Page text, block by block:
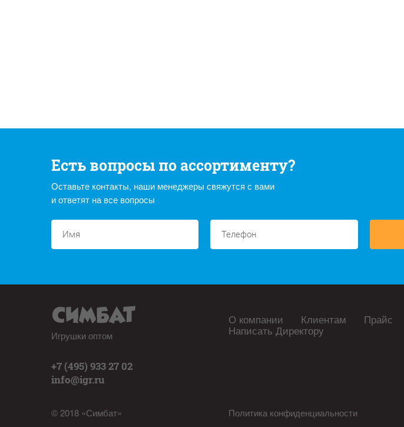
Есть вопросы по ассортименту?
Оставьте контакты, наши менеджеры свяжутся с вами
и ответят на все вопросы
Игрушки оптом
+7 (495) 933 27 02
info@igr.ru
© 2018 «Симбат»
О компании Клиентам Прайс
Написать Директору
Политика конфиденциальности